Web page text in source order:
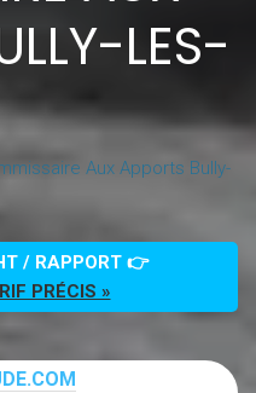
LES-
Aux Apports Bully-
/ RAPPORT 👉
PRÉCIS »